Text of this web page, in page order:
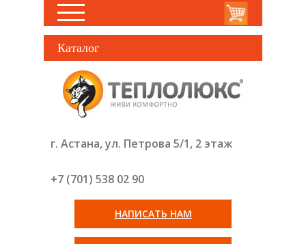
Каталог
г. Астана, ул. Петрова 5/1, 2 этаж
+7 (701) 538 02 90
НАПИСАТЬ НАМ